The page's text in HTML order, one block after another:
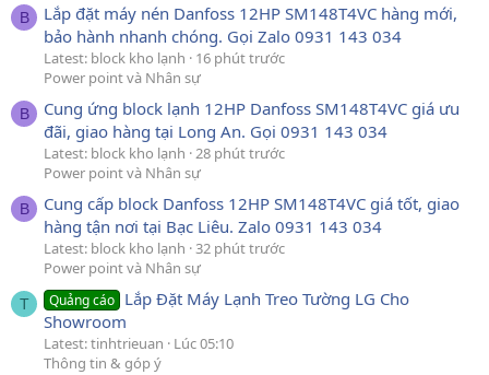
B
Lắp đặt máy nén Danfoss 12HP SM148T4VC hàng mới,
bảo hành nhanh chóng. Gọi Zalo 0931 143 034
Latest: block kho lạnh
16 phút trước
Power point và Nhân sự
B
Cung ứng block lạnh 12HP Danfoss SM148T4VC giá ưu
đãi, giao hàng tại Long An. Gọi 0931 143 034
Latest: block kho lạnh 28 phút trước
Power point và Nhân sự
B
Cung cấp block Danfoss 12HP SM148T4VC giá tốt, giao
hàng tận nơi tại Bạc Liêu. Zalo 0931 143 034
Latest: block kho lạnh 32 phút trước
Power point và Nhân sự
T Quảng cáo Lắp Đặt Máy Lạnh Treo Tường LG Cho
Showroom
Latest: tinhtrieuan
Lúc 05:10
Thông tin & góp ý